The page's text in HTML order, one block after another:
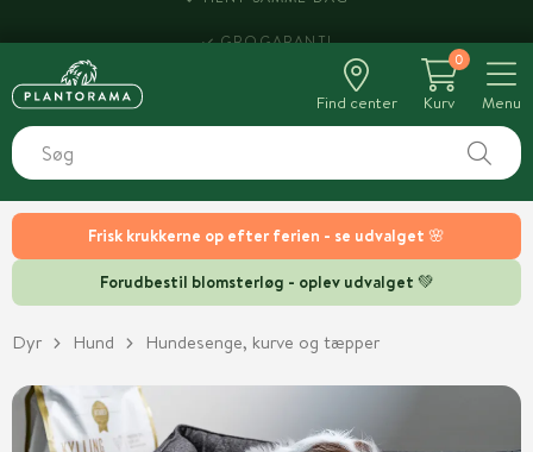
Frisk krukkerne op efter ferien - se udvalget 🌸
Forudbestil blomsterløg - oplev udvalget 💚
Find center
0
Kurv
Menu
Dyr Hund Hundesenge, kurve og tæpper